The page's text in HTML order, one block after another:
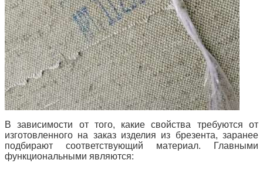
В зависимости от того, какие свойства требуются от
изготовленного на заказ изделия из брезента, заранее
подбирают соответствующий материал.
Главными
функциональными являются: